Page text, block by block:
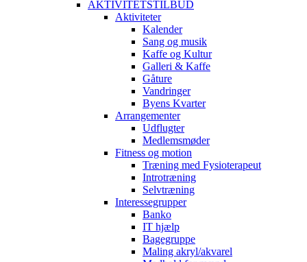
AKTIVITETSTILBUD
Aktiviteter
Kalender
Sang og musik
Kaffe og Kultur
Galleri & Kaffe
Gåture
Vandringer
Byens Kvarter
Arrangementer
Udflugter
Medlemsmøder
Fitness og motion
Træning med Fysioterapeut
Introtræning
Selvtræning
Interessegrupper
Banko
IT hjælp
Bagegruppe
Maling akryl/akvarel